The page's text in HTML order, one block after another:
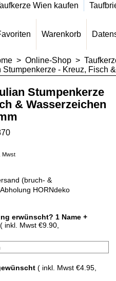
Wien kaufen
Warenkorb
> Online-Shop >
Stumpenkerze - Kreuz, Fisch
Stumpenkerze
& Wasserzeichen
Mwst
(bruch- &
HORNdeko
erwünscht? 1 Name +
( inkl. Mwst €9.90,
( inkl. Mwst €4.95,